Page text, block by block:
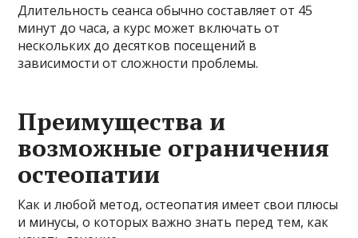
Длительность сеанса обычно составляет от 45
минут до часа, а курс может включать от
нескольких до десятков посещений в
зависимости от сложности проблемы.
Преимущества и
возможные ограничения
остеопатии
Как и любой метод, остеопатия имеет свои плюсы
и минусы, о которых важно знать перед тем, как